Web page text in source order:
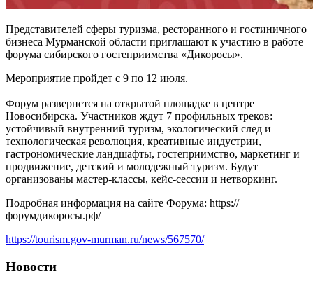
Представителей сферы туризма, ресторанного и гостиничного
бизнеса Мурманской области приглашают к участию в работе
форума сибирского гостеприимства «Дикоросы».
Мероприятие пройдет с 9 по 12 июля.
Форум развернется на открытой площадке в центре
Новосибирска. Участников ждут 7 профильных треков:
устойчивый внутренний туризм, экологический след и
технологическая революция, креативные индустрии,
гастрономические ландшафты, гостеприимство, маркетинг и
продвижение, детский и молодежный туризм. Будут
организованы мастер-классы, кейс-сессии и нетворкинг.
Подробная информация на сайте Форума: https://
форумдикоросы.рф/
https://tourism.gov-murman.ru/news/567570/
Новости